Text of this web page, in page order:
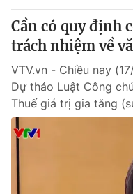
Chuyên mục
Chính trị
Xã hội
Pháp luật
Y tế
Cần có quy định
trách nhiệm về
VTV.vn - Chiều nay
Dự thảo Luật Công
Thuế giá trị gia tăng